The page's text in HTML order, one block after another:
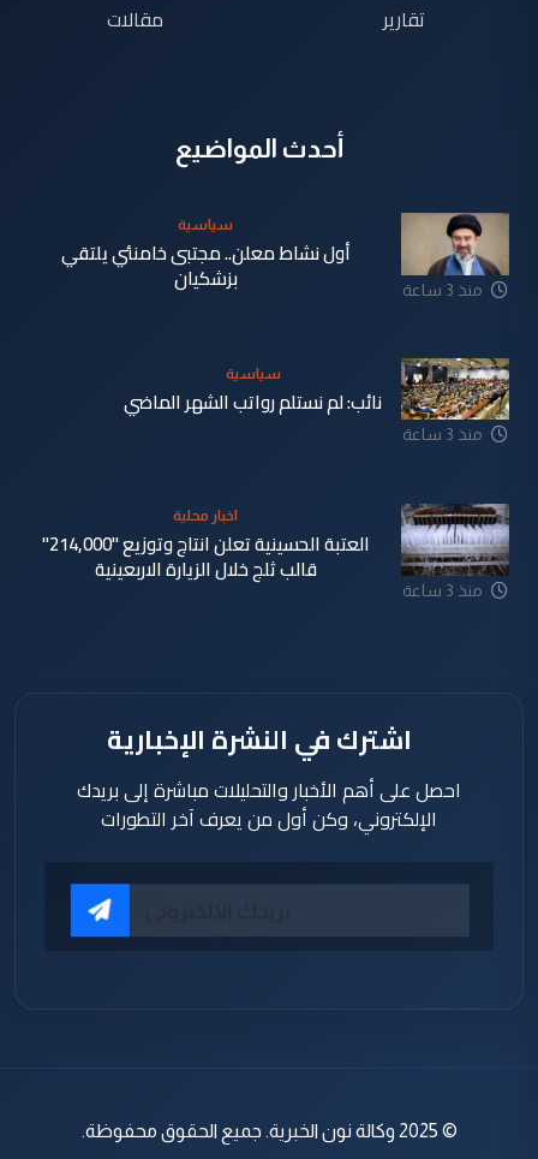
تقارير
مقالات
أحدث المواضيع
منذ 3 ساعة
سياسية
أول نشاط معلن.. مجتبى خامنئي يلتقي
بزشكيان
منذ 3 ساعة
سياسية
نائب: لم نستلم رواتب الشهر الماضي
منذ 3 ساعة
اخبار محلية
العتبة الحسينية تعلن انتاج وتوزيع "214,000"
قالب ثلج خلال الزيارة الاربعينية
اشترك في النشرة الإخبارية
احصل على أهم الأخبار والتحليلات مباشرة إلى بريدك
الإلكتروني، وكن أول من يعرف آخر التطورات
© 2025 وكالة نون الخبرية. جميع الحقوق محفوظة.